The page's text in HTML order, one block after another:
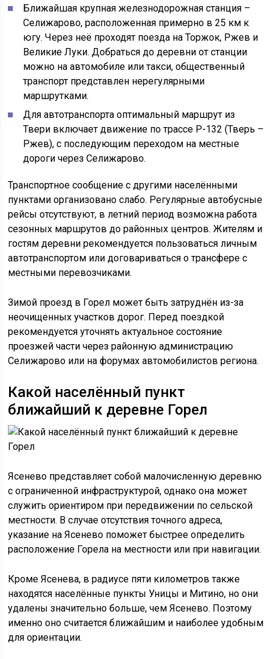
Ближайшая крупная железнодорожная станция –
Селижарово, расположенная примерно в 25 км к
югу. Через неё проходят поезда на Торжок, Ржев и
Великие Луки. Добраться до деревни от станции
можно на автомобиле или такси, общественный
транспорт представлен нерегулярными
маршрутками.
Для автотранспорта оптимальный маршрут из
Твери включает движение по трассе Р-132 (Тверь –
Ржев), с последующим переходом на местные
дороги через Селижарово.
Транспортное сообщение с другими населёнными
пунктами организовано слабо. Регулярные автобусные
рейсы отсутствуют, в летний период возможна работа
сезонных маршрутов до районных центров. Жителям и
гостям деревни рекомендуется пользоваться личным
автотранспортом или договариваться о трансфере с
местными перевозчиками.
Зимой проезд в Горел может быть затруднён из-за
неочищенных участков дорог. Перед поездкой
рекомендуется уточнять актуальное состояние
проезжей части через районную администрацию
Селижарово или на форумах автомобилистов региона.
Какой населённый пункт
ближайший к деревне Горел
Ясенево представляет собой малочисленную деревню
с ограниченной инфраструктурой, однако она может
служить ориентиром при передвижении по сельской
местности. В случае отсутствия точного адреса,
указание на Ясенево поможет быстрее определить
расположение Горела на местности или при навигации.
Кроме Ясенева, в радиусе пяти километров также
находятся населённые пункты Уницы и Митино, но они
удалены значительно больше, чем Ясенево. Поэтому
именно оно считается ближайшим и наиболее удобным
для ориентации.